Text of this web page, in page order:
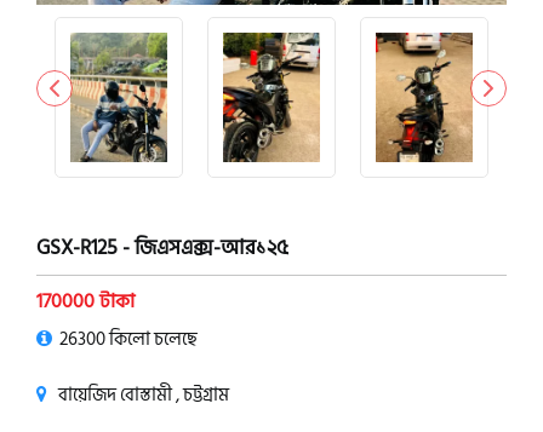
GSX-R125 - জিএসএক্স-আর১২৫
170000 টাকা
26300 কিলো চলেছে
বায়েজিদ বোস্তামী , চট্টগ্রাম